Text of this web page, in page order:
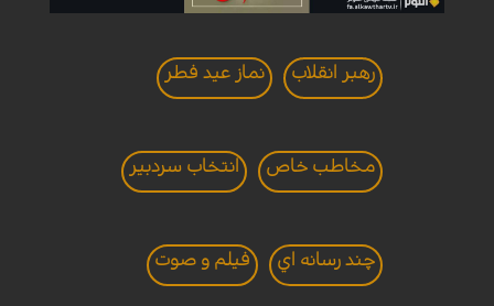
رهبر انقلاب نماز عید فطر
مخاطب خاص انتخاب سردبير
چند رسانه اي فیلم و صوت